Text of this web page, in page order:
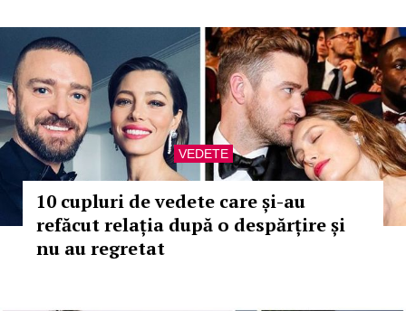
VEDETE
10 cupluri de vedete care și-au
refăcut relația după o despărțire și
nu au regretat